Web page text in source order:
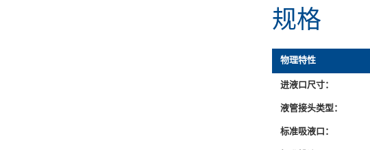
规格
物理特性
进液口尺寸：
液管接头类型：
标准吸液口：